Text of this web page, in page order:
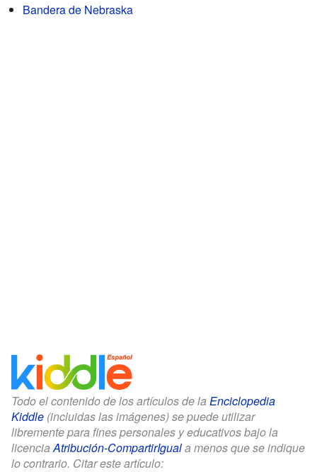
Bandera de Nebraska
Todo el contenido de los artículos de la Enciclopedia
Kiddle (incluidas las imágenes) se puede utilizar
libremente para fines personales y educativos bajo la
licenciaAtribución-CompartirIguala menos que se indique
lo contrario. Citar este artículo: